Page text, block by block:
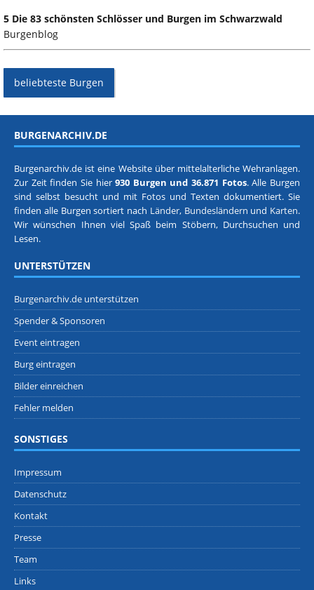
5 Die 83 schönsten Schlösser und Burgen im Schwarzwald
Burgenblog
beliebteste Burgen
BURGENARCHIV.DE
Burgenarchiv.de ist eine Website über mittelalterliche Wehranlagen.
Zur Zeit finden Sie hier930 Burgen und 36.871 Fotos. Alle Burgen
sind selbst besucht und mit Fotos und Texten dokumentiert. Sie
finden alle Burgen sortiert nach Länder, Bundesländern und Karten.
Wir wünschen Ihnen viel Spaß beim Stöbern, Durchsuchen und
Lesen.
UNTERSTÜTZEN
Burgenarchiv.de unterstützen
Spender & Sponsoren
Event eintragen
Burg eintragen
Bilder einreichen
Fehler melden
SONSTIGES
Impressum
Datenschutz
Kontakt
Presse
Team
Links